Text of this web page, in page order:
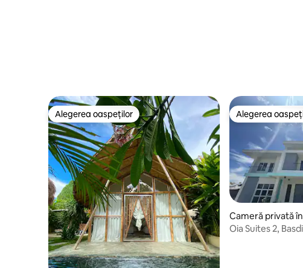
Alegerea oaspeților
Alegerea oaspeților Alegerea
Alegerea
Cameră privată
Oia Suites 2,